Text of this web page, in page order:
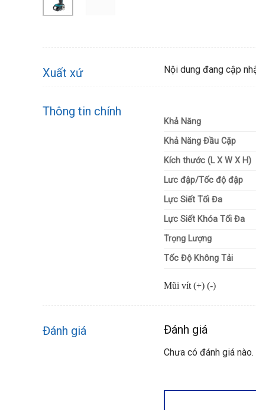
Xuất xứ Nội dung đang cập
Thông tin chính
Khả Năng
Khả Năng Đầu Cặp
Kích thước (L X W X H)
Lưc đập/Tốc độ đập
Lực Siết Tối Đa
Lực Siết Khóa Tối Đa
Trọng Lượng
Tốc Độ Không Tải
Mũi vít (+) (-)
Đánh giá Đánh giá
Chưa có đánh giá nào.